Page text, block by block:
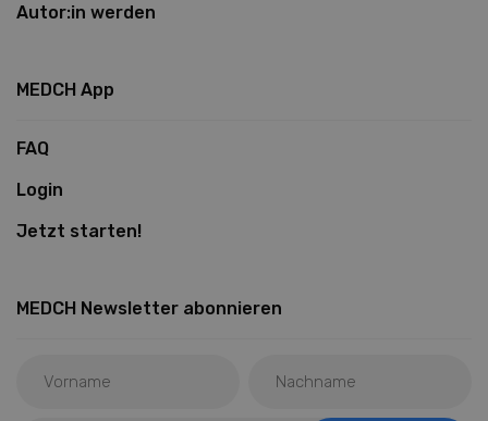
Autor:in werden
MEDCH App
FAQ
Login
Jetzt starten!
MEDCH Newsletter abonnieren